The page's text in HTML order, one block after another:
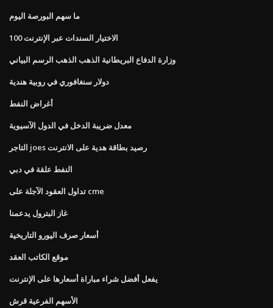
ما سهم البورصة اليوم
الاختيار السندات عبر الإنترنت 100
وزارة الدفاع البريطانية الذهب الذهب الرسم البياني
دولار سنغافوري في روبية هندية
أغراض النفط
معدل ضريبة الدخل في الدول الآسيوية
التاجر joes رصيد بطاقة هدية على الانترنت
النفط علقة في دبي
تداول العقود الآجلة على cme
غاز البترول يدعمنا
أسعار صرف اليورو التاريخية
موقع الكاتب العقد
يفعل أفضل شراء مباراة أسعارها على الإنترنت
الأسهم الفرعية قرش